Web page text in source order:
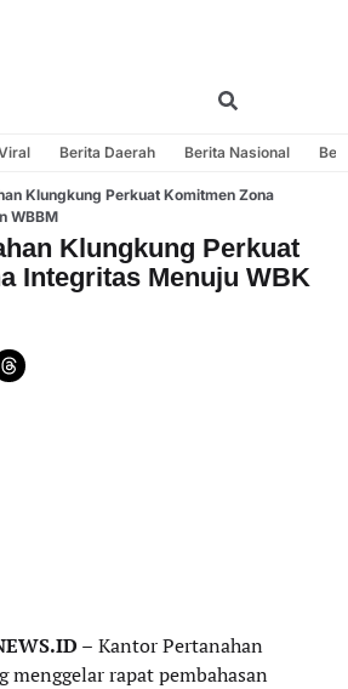
Berita Daerah Berita Nasional
Klungkung Perkuat Komitmen Zona
WBBM
Klungkung Perkuat
Integritas Menuju WBK
– Kantor Pertanahan
menggelar rapat pembahasan